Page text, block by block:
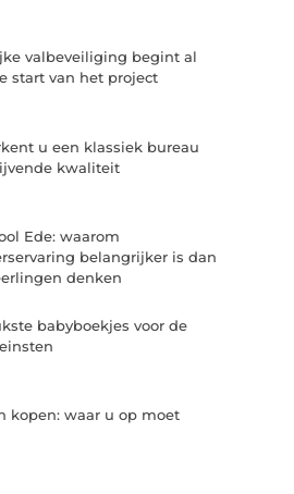
valbeveiliging begint al
start van het project
u een klassiek bureau
kwaliteit
Ede: waarom
belangrijker is dan
denken
babyboekjes voor de
kopen: waar u op moet